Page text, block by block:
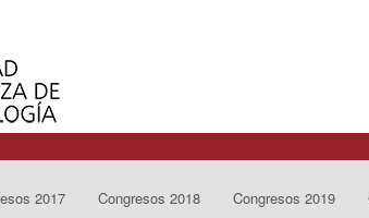
2017 Congresos 2018 Congresos 2019